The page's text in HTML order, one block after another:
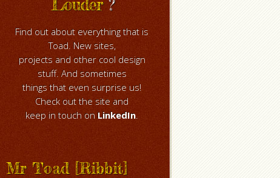
Louder?
Find out about everything that is
Toad. New sites,
projects and other cool design
stuff. And sometimes
things that even surprise us!
Check out the site and
keep in touch on LinkedIn.
Mr Toad [Ribbit]